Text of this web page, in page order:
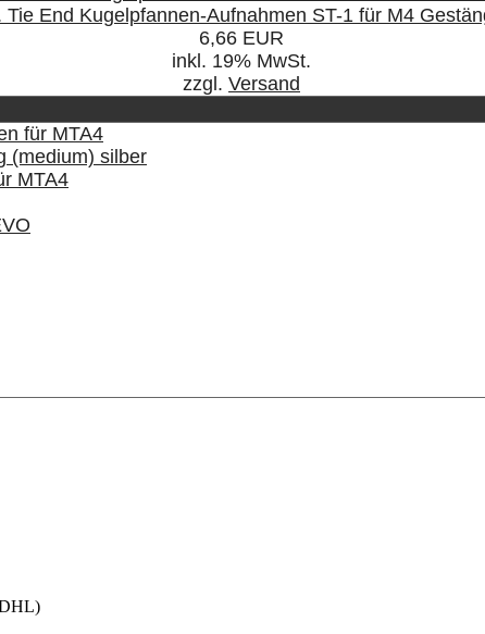
Tie End Kugelpfannen-Aufnahmen ST-1 für M4
6,66 EUR
inkl. 19% MwSt.
zzgl. Versand
für MTA4
(medium) silber
MTA4